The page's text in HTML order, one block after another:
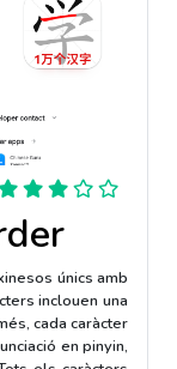
únics amb
inclouen una
cada caràcter
en pinyin,